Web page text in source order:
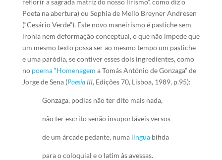
reflorir a sagrada matriz do nosso lirismo”, como diz o
Poeta na abertura) ou Sophia de Mello Breyner Andresen
(“Cesário Verde”). Este novo maneirismo é pastiche sem
ironia nem deformação conceptual, o que não impede que
um mesmo texto possa ser ao mesmo tempo um pastiche
e uma paródia, se contiver esses dois ingredientes, como
no poema“Homenagem a Tomás António de Gonzaga” de
Jorge de Sena (PoesiaIII, Edições 70, Lisboa, 1989, p.95):
Gonzaga, podias não ter dito mais nada,
não ter escrito senão insuportáveis versos
de um árcade pedante, numa línguabífida
para o coloquial e o latim às avessas.